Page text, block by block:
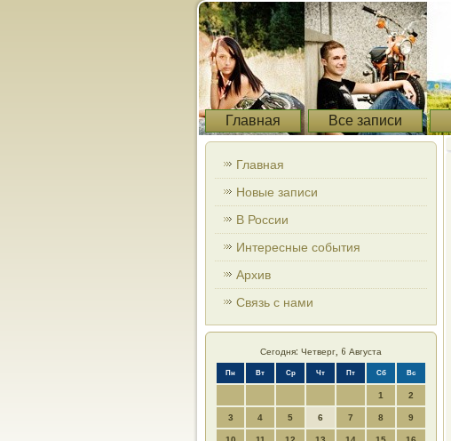
Главная Все записи
Главная
Новые записи
В России
Интересные события
Архив
Связь с нами
Сегодня: Четверг, 6 Августа
Пн Вт Ср Чт Пт Сб Вс
1 2
3 4 5 6 7 8 9